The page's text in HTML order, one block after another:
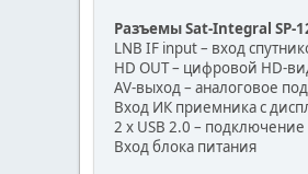
Разъемы Sat-Integral SP-
LNB IF input – вход
HD OUT – цифровой HD-
AV-выход – аналоговое
Вход ИК приемника с
2 х USB 2.0 –
Вход блока питания